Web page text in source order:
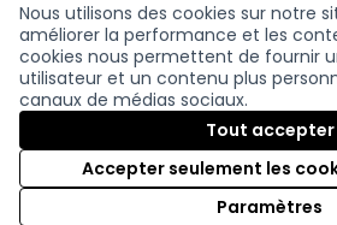
Nous utilisons des cookies sur notre
améliorer la performance et les
cookies nous permettent de fournir
utilisateur et un contenu plus
canaux de médias sociaux.
Tout accepter
Accepter seulement les
Paramètres
Conditions d'utilisation
Paramètres des cookies
participer.loire-atlantique.fr sur
(Nouvelle fenêtre)
participer.loire-atlantique.fr sur
(Nouvelle fenêtre)
participer.loire-atlantique.fr
(Nouvelle fenêtre)